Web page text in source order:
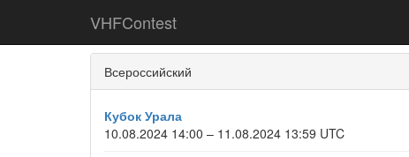
VHFContest
Всероссийский
Кубок Урала
10.08.2024 14:00 – 11.08.2024 13:59 UTC